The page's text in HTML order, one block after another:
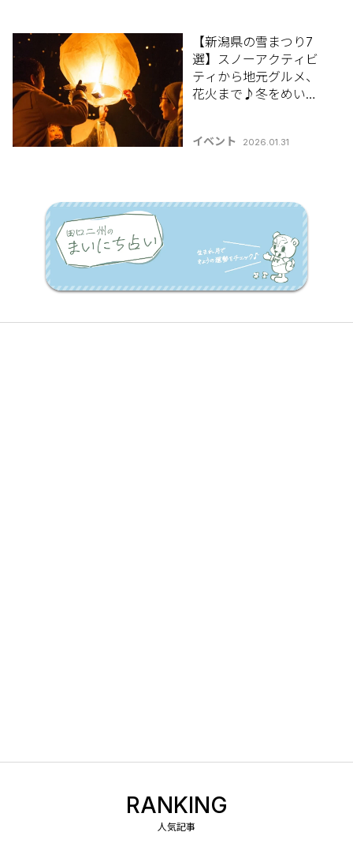
【新潟県の雪まつり7
選】スノーアクティビ
ティから地元グルメ、
花火まで♪冬をめいっ
2026】
イベント 2026.01.31
RANKING
人気記事